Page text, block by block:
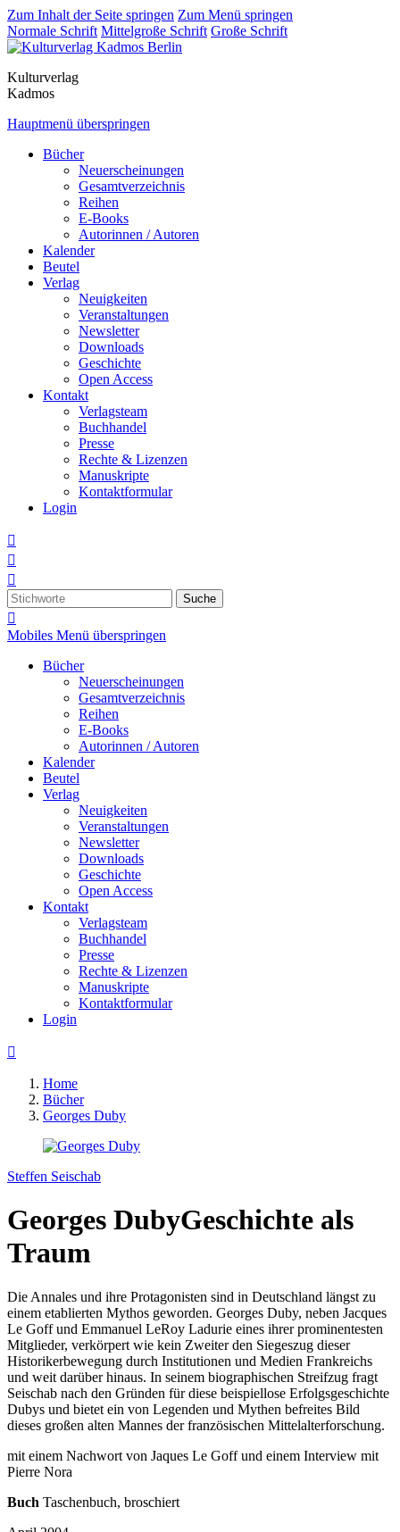
Zum Inhalt der Seite springen Zum Menü springen
Normale Schrift Mittelgroße Schrift Große Schrift
Kulturverlag
Kadmos
Hauptmenü überspringen
Bücher
Neuerscheinungen
Gesamtverzeichnis
Reihen
E-Books
Autorinnen / Autoren
Kalender
Beutel
Verlag
Neuigkeiten
Veranstaltungen
Newsletter
Downloads
Geschichte
Open Access
Kontakt
Verlagsteam
Buchhandel
Presse
Rechte & Lizenzen
Manuskripte
Kontaktformular
Login



Suche

Mobiles Menü überspringen
Bücher
Neuerscheinungen
Gesamtverzeichnis
Reihen
E-Books
Autorinnen / Autoren
Kalender
Beutel
Verlag
Neuigkeiten
Veranstaltungen
Newsletter
Downloads
Geschichte
Open Access
Kontakt
Verlagsteam
Buchhandel
Presse
Rechte & Lizenzen
Manuskripte
Kontaktformular
Login

Home
Bücher
Georges Duby
Steffen Seischab
Georges DubyGeschichte als
Traum
Die Annales und ihre Protagonisten sind in Deutschland längst zu
einem etablierten Mythos geworden. Georges Duby, neben Jacques
Le Goff und Emmanuel LeRoy Ladurie eines ihrer prominentesten
Mitglieder, verkörpert wie kein Zweiter den Siegeszug dieser
Historikerbewegung durch Institutionen und Medien Frankreichs
und weit darüber hinaus. In seinem biographischen Streifzug fragt
Seischab nach den Gründen für diese beispiellose Erfolgsgeschichte
Dubys und bietet ein von Legenden und Mythen befreites Bild
dieses großen alten Mannes der französischen Mittelalterforschung.
mit einem Nachwort von Jaques Le Goff und einem Interview mit
Pierre Nora
Buch Taschenbuch, broschiert